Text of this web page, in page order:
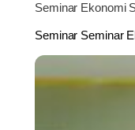
Seminar Ekonomi
Seminar Seminar